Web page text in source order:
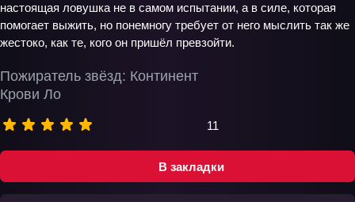
В закладки
Пожиратель звёзд: Континент
Крови Ло
11
настоящая ловушка не в самом испытании, а в силе, которая
помогает выжить, но понемногу требует от него мыслить так же
жестоко, как те, кого он пришёл превзойти.